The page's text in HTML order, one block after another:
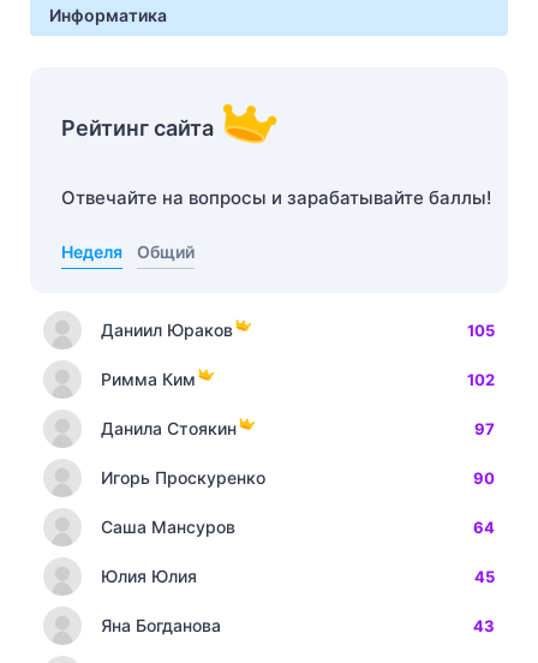
Информатика
Рейтинг сайта
Отвечайте на вопросы и зарабатывайте баллы!
Неделя Общий
Даниил Юраков 105
Римма Ким 102
Данила Стоякин 97
Игорь Проскуренко 90
Саша Мансуров 64
Юлия Юлия 45
Яна Богданова 43